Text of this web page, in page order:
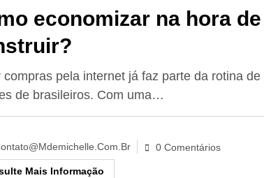
economizar na hora de
compras pela internet já faz parte da rotina de
de brasileiros. Com uma…
0 Comentários
Mais Informação